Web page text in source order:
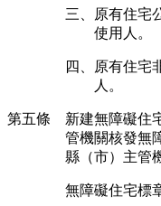
三、原有住宅
使用人。
四、原有住宅
人。
第五條 新建無障礙住
管機關核發無
縣（市）主管
無障礙住宅標